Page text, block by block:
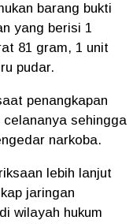
barang bukti
yang berisi 1
81 gram, 1 unit
pudar.
penangkapan
sehingga
narkoba.
lebih lanjut
jaringan
wilayah hukum